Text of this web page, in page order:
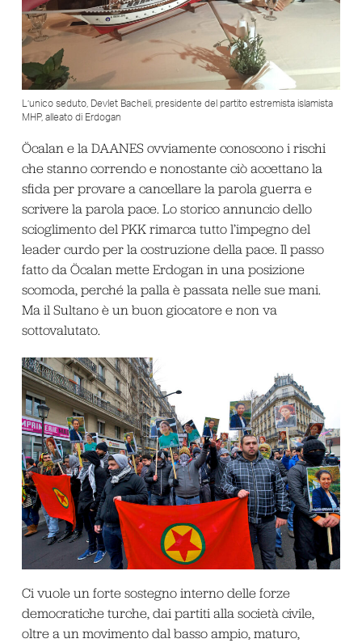
L’unico seduto, Devlet Bacheli, presidente del partito estremista islamista
MHP, alleato di Erdogan
Öcalan e la DAANES ovviamente conoscono i rischi
che stanno correndo e nonostante ciò accettano la
sfida per provare a cancellare la parola guerra e
scrivere la parola pace. Lo storico annuncio dello
scioglimento del PKK rimarca tutto l’impegno del
leader curdo per la costruzione della pace. Il passo
fatto da Öcalan mette Erdogan in una posizione
scomoda, perché la palla è passata nelle sue mani.
Ma il Sultano è un buon giocatore e non va
sottovalutato.
Ci vuole un forte sostegno interno delle forze
democratiche turche, dai partiti alla società civile,
oltre a un movimento dal basso ampio, maturo,